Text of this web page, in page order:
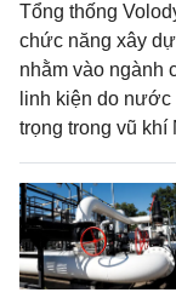
Tổng thống
chức năng xây
nhằm vào ngành
linh kiện do
trọng trong vũ khí